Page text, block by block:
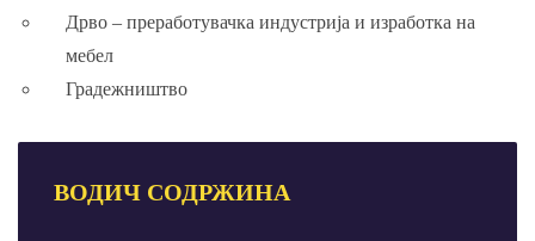
Дрво – преработувачка индустрија и изработка на
мебел
Градежништво
ВОДИЧ СОДРЖИНА